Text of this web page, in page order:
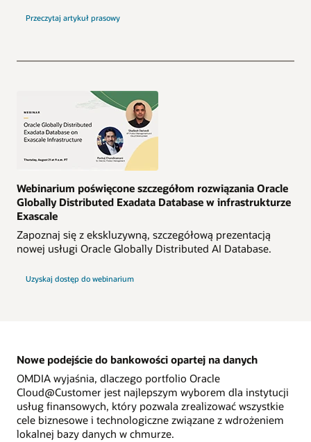
Przeczytaj artykuł prasowy
Webinarium poświęcone szczegółom rozwiązania Oracle
Globally Distributed Exadata Database w infrastrukturze
Exascale
Zapoznaj się z ekskluzywną, szczegółową prezentacją
nowej usługi Oracle Globally Distributed AI Database.
Uzyskaj dostęp do webinarium
Nowe podejście do bankowości opartej na danych
OMDIA wyjaśnia, dlaczego portfolio Oracle
Cloud@Customer jest najlepszym wyborem dla instytucji
usług finansowych, który pozwala zrealizować wszystkie
cele biznesowe i technologiczne związane z wdrożeniem
lokalnej bazy danych w chmurze.